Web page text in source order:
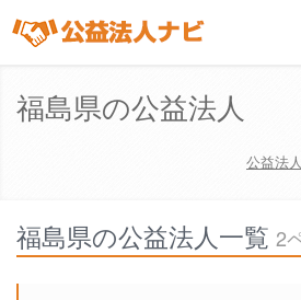
福島県の公益法人
公益法
福島県の公益法人一覧 2